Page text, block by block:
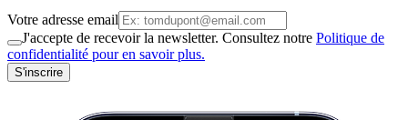
Votre adresse email
J'accepte de recevoir la newsletter. Consultez notre Politique de
confidentialité pour en savoir plus.
S'inscrire